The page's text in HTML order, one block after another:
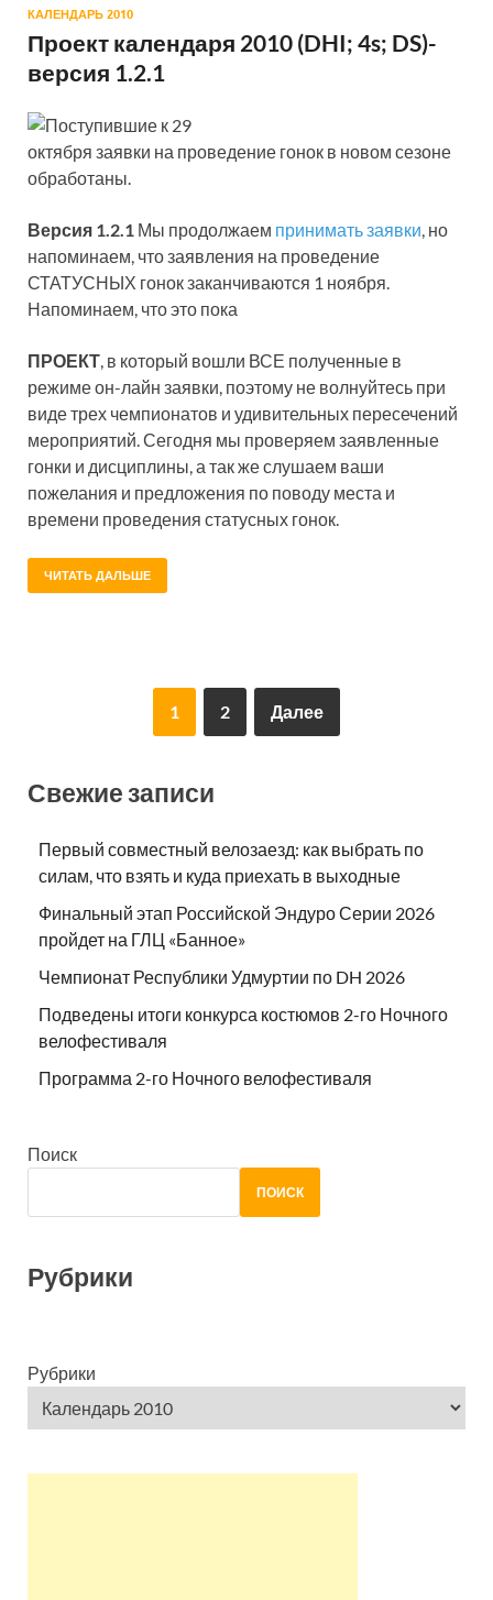
КАЛЕНДАРЬ 2010
Проект календаря 2010 (DHI; 4s; DS)-
версия 1.2.1
Поступившие к 29
октября заявки на проведение гонок в новом сезоне
обработаны.
Версия 1.2.1 Мы продолжаем принимать заявки, но
напоминаем, что заявления на проведение
СТАТУСНЫХ гонок заканчиваются 1 ноября.
Напоминаем, что это пока
ПРОЕКТ, в который вошли ВСЕ полученные в
режиме он-лайн заявки, поэтому не волнуйтесь при
виде трех чемпионатов и удивительных пересечений
мероприятий. Сегодня мы проверяем заявленные
гонки и дисциплины, а так же слушаем ваши
пожелания и предложения по поводу места и
времени проведения статусных гонок.
ЧИТАТЬ ДАЛЬШЕ
1 2 Далее
Свежие записи
Первый совместный велозаезд: как выбрать по
силам, что взять и куда приехать в выходные
Финальный этап Российской Эндуро Серии 2026
пройдет на ГЛЦ «Банное»
Чемпионат Республики Удмуртии по DH 2026
Подведены итоги конкурса костюмов 2-го Ночного
велофестиваля
Программа 2-го Ночного велофестиваля
Поиск
ПОИСК
Рубрики
Рубрики